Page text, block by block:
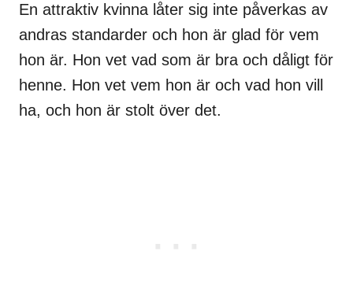
En attraktiv kvinna låter sig inte påverkas av
andras standarder och hon är glad för vem
hon är. Hon vet vad som är bra och dåligt för
henne. Hon vet vem hon är och vad hon vill
ha, och hon är stolt över det.